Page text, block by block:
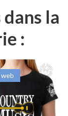
la
: